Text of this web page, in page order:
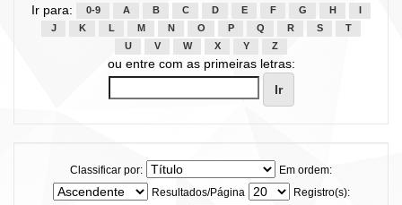
Ir para: 0-9 A B C D E F G H
J
K L M N O P Q R S
T
U
V W X Y Z
ou entre com as primeiras letras:
Classificar por:
Em ordem:
Resultados/Página
Registro(s):